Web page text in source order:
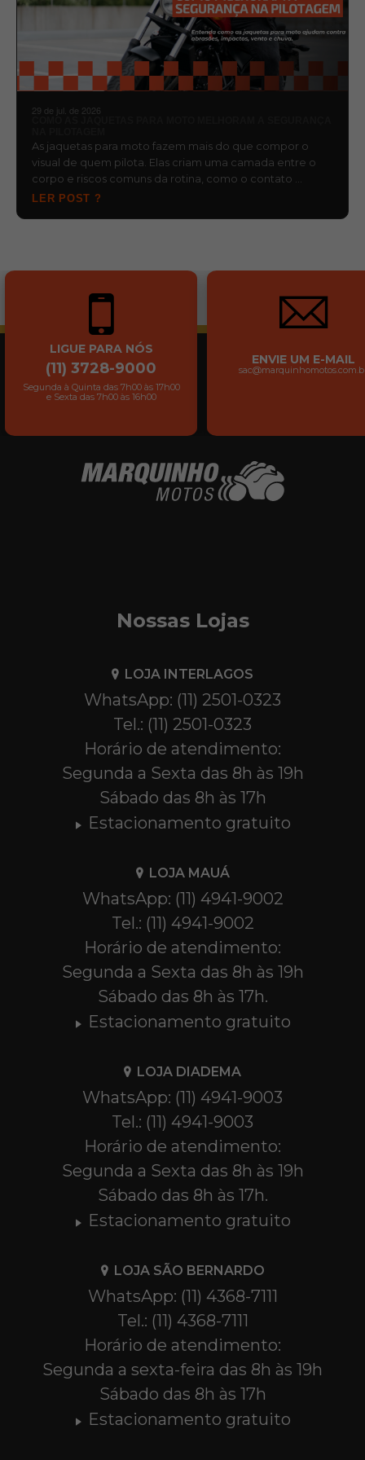
29 de jul. de 2026
As jaquetas para moto fazem mais do que compor o
visual de quem pilota. Elas criam uma camada entre o
corpo e riscos comuns da rotina, como o contato …
LER POST ?
LIGUE PARA NÓS
(11) 3728-9000
Segunda à Quinta das 7h00 às 17h00
e Sexta das 7h00 às 16h00
ENVIE UM E-MAIL
Nossas Lojas
LOJA INTERLAGOS
WhatsApp: (11) 2501-0323
Tel.: (11) 2501-0323
Horário de atendimento:
Segunda a Sexta das 8h às 19h
Sábado das 8h às 17h
Estacionamento gratuito
LOJA MAUÁ
WhatsApp: (11) 4941-9002
Tel.: (11) 4941-9002
Horário de atendimento:
Segunda a Sexta das 8h às 19h
Sábado das 8h às 17h.
Estacionamento gratuito
LOJA DIADEMA
WhatsApp: (11) 4941-9003
Tel.: (11) 4941-9003
Horário de atendimento:
Segunda a Sexta das 8h às 19h
Sábado das 8h às 17h.
Estacionamento gratuito
LOJA SÃO BERNARDO
WhatsApp: (11) 4368-7111
Tel.: (11) 4368-7111
Horário de atendimento:
Segunda a sexta-feira das 8h às 19h
Sábado das 8h às 17h
Estacionamento gratuito